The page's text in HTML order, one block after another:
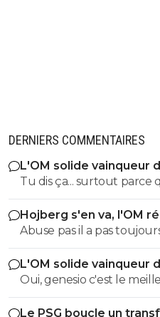
DERNIERS COMMENTAIRES
L'OM solide vainqueur
Tu dis ça... surtout parce
faire venir des joueurs. ^^
Hojberg s'en va, l'OM
Abuse pas il a pas
L'OM solide vainqueur
Oui, genesio c'est le
c'est positif
Le PSG boucle un